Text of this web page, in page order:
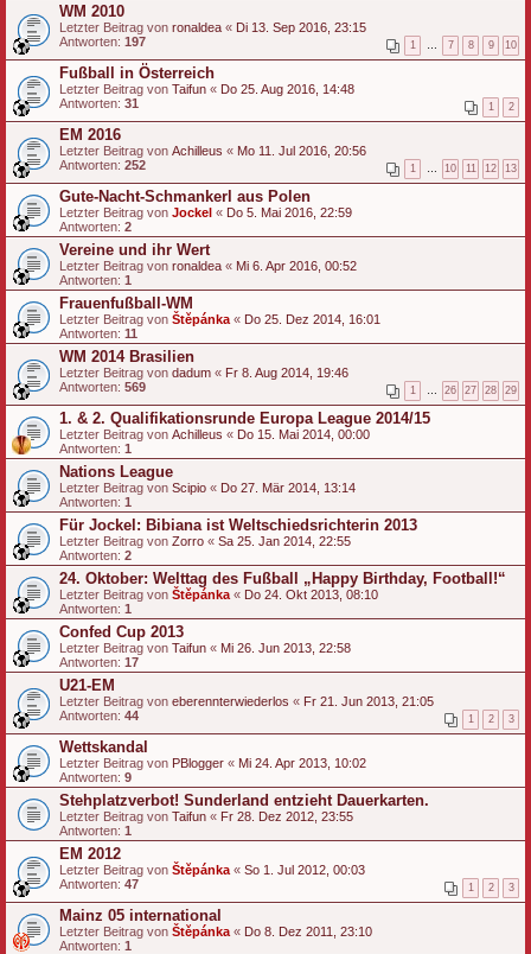
WM 2010
Letzter Beitrag von ronaldea « Di 13. Sep 2016, 23:15
Antworten: 197 1 7 8 9 10
Fußball in Österreich
Letzter Beitrag von Taifun « Do 25. Aug 2016, 14:48
Antworten: 31 1 2
EM 2016
Letzter Beitrag von Achilleus « Mo 11. Jul 2016, 20:56
Antworten: 252 1 10 11 12 13
Gute-Nacht-Schmankerl aus Polen
Letzter Beitrag von Jockel « Do 5. Mai 2016, 22:59
Antworten: 2
Vereine und ihr Wert
Letzter Beitrag von ronaldea « Mi 6. Apr 2016, 00:52
Antworten: 1
Frauenfußball-WM
Letzter Beitrag von Štěpánka « Do 25. Dez 2014, 16:01
Antworten: 11
WM 2014 Brasilien
Letzter Beitrag von dadum « Fr 8. Aug 2014, 19:46
Antworten: 569 1 26 27 28 29
1. & 2. Qualifikationsrunde Europa League 2014/15
Letzter Beitrag von Achilleus « Do 15. Mai 2014, 00:00
Antworten: 1
Nations League
Letzter Beitrag von Scipio « Do 27. Mär 2014, 13:14
Antworten: 1
Für Jockel: Bibiana ist Weltschiedsrichterin 2013
Letzter Beitrag von Zorro « Sa 25. Jan 2014, 22:55
Antworten: 2
24. Oktober: Welttag des Fußball „Happy Birthday, Football!“
Letzter Beitrag von Štěpánka « Do 24. Okt 2013, 08:10
Antworten: 1
Confed Cup 2013
Letzter Beitrag von Taifun « Mi 26. Jun 2013, 22:58
Antworten: 17
U21-EM
Letzter Beitrag von eberennterwiederlos « Fr 21. Jun 2013, 21:05
Antworten: 44 1 2 3
Wettskandal
Letzter Beitrag von PBlogger « Mi 24. Apr 2013, 10:02
Antworten: 9
Stehplatzverbot! Sunderland entzieht Dauerkarten.
Letzter Beitrag von Taifun « Fr 28. Dez 2012, 23:55
Antworten: 1
EM 2012
Letzter Beitrag von Štěpánka « So 1. Jul 2012, 00:03
Antworten: 47 1 2 3
Mainz 05 international
Letzter Beitrag von Štěpánka « Do 8. Dez 2011, 23:10
Antworten: 1